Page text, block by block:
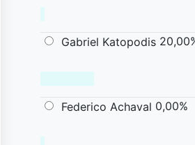
Gabriel Katopodis
Federico Achaval 0,00%